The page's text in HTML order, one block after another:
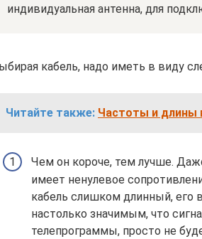
индивидуальная антенна, для
кабель, надо иметь в виду
Читайте также: Частоты и длины
Чем он короче, тем лучше.
имеет ненулевое
кабель слишком длинный, его
настолько значимым, что
телепрограммы, просто не